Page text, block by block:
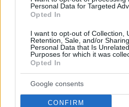
Personal Data for Targeted
Opted In
I want to opt-out of Collection,
Retention, Sale, and/or
Personal Data that Is
Purposes for which it was
Opted In
Google consents
CONFIRM
ΦΟΡΤΩΣΗ
ΠΡΟΣΘΗΚΗ
ΌΝΟΜΑ *